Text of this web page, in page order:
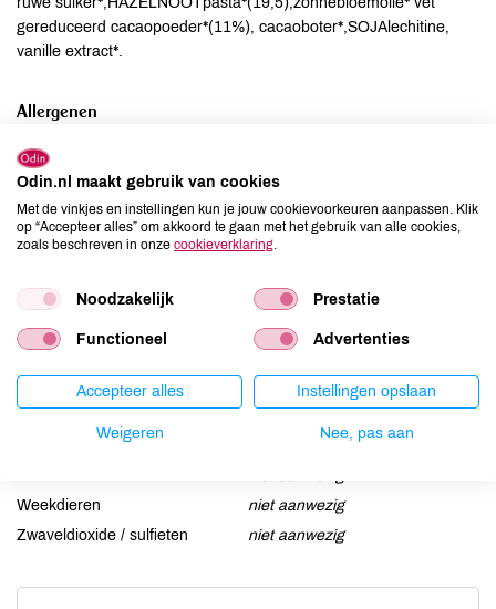
gereduceerd cacaopoeder*(11%), cacaoboter*,SOJAlechitine,
vanille extract*.
Allergenen
Aardnoten
Ei
niet aanwezig
Gluten
niet aanwezig
Lactose
niet aanwezig
Mosterd
niet aanwezig
Noten
aanwezig
niet aanwezig
Weekdieren
niet aanwezig
Zwaveldioxide / sulfieten
niet aanwezig
Odin.nl maakt gebruik van cookies
Met de vinkjes en instellingen kun je jouw cookievoorkeuren aanpassen. Klik
op “Accepteer alles” om akkoord te gaan met het gebruik van alle cookies,
zoals beschreven in onze cookieverklaring.
Noodzakelijk Prestatie
Functioneel Advertenties
Accepteer alles Instellingen opslaan
Weigeren Nee, pas aan